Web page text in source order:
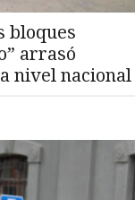
bloques
arrasó
nivel nacional